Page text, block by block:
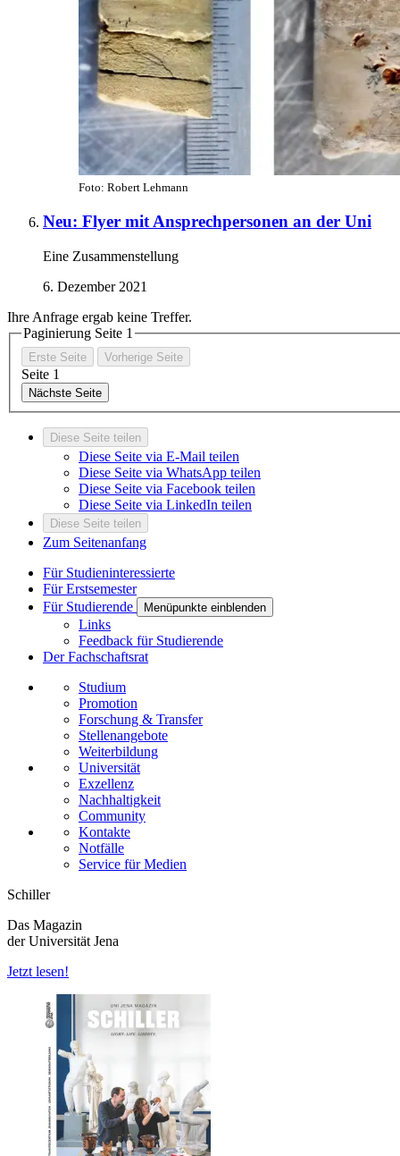
Foto: Robert Lehmann
Neu: Flyer mit Ansprechpersonen an der Uni
Eine Zusammenstellung
6. Dezember 2021
Ihre Anfrage ergab keine Treffer.
Paginierung Seite 1
Erste Seite Vorherige Seite
Seite 1
Nächste Seite
Diese Seite teilen
Diese Seite via E-Mail teilen
Diese Seite via WhatsApp teilen
Diese Seite via Facebook teilen
Diese Seite via LinkedIn teilen
Diese Seite teilen
Zum Seitenanfang
Für Studieninteressierte
Für Erstsemester
Für Studierende
Menüpunkte einblenden
Links
Feedback für Studierende
Der Fachschaftsrat
Studium
Promotion
Forschung & Transfer
Stellenangebote
Weiterbildung
Universität
Exzellenz
Nachhaltigkeit
Community
Kontakte
Notfälle
Service für Medien
Schiller
Das Magazin
der Universität Jena
Jetzt lesen!